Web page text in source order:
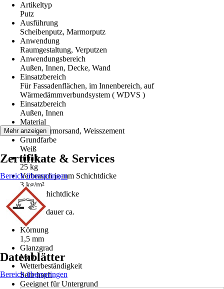
Artikeltyp
Putz
Ausführung
Scheibenputz, Marmorputz
Anwendung
Raumgestaltung, Verputzen
Anwendungsbereich
Außen, Innen, Decke, Wand
Einsatzbereich
Für Fassadenflächen, im Innenbereich, auf
Wärmedämmverbundsystem ( WDVS )
Einsatzbereich
Außen, Innen
Material
Kalk, Marmorsand, Weisszement
Grundfarbe
Weiß
Inhalt
25 kg
Verbrauch je mm Schichtdicke
3 kg/m²
Max. Schichtdicke
1,5 mm
Trockendauer ca.
36 h
Körnung
1,5 mm
Glanzgrad
Matt
Wetterbeständigkeit
Sehr hoch
Geeignet für Untergrund
Mehr anzeigen
Zertifikate & Services
Bereich überspringen
Datenblätter
Bereich überspringen